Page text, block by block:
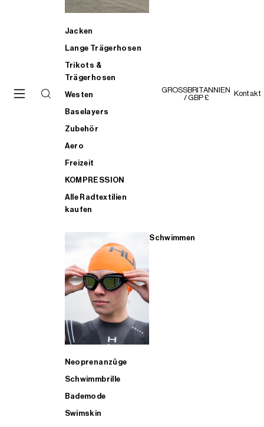
Jacken
Lange Trägerhosen
Trikots &
Trägerhosen
Westen
Baselayers
Zubehör
Aero
Freizeit
KOMPRESSION
Alle Radtextilien
kaufen
Schwimmen
Neoprenanzüge
Schwimmbrille
Bademode
Swimskin
GROSSBRITANNIEN
/ GBP £
Kontakt